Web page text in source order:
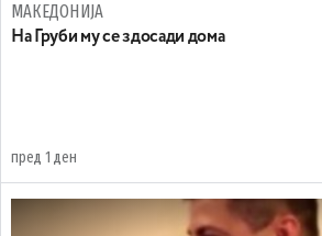
МАКЕДОНИЈА
На Груби му се здосади дома
пред 1 ден